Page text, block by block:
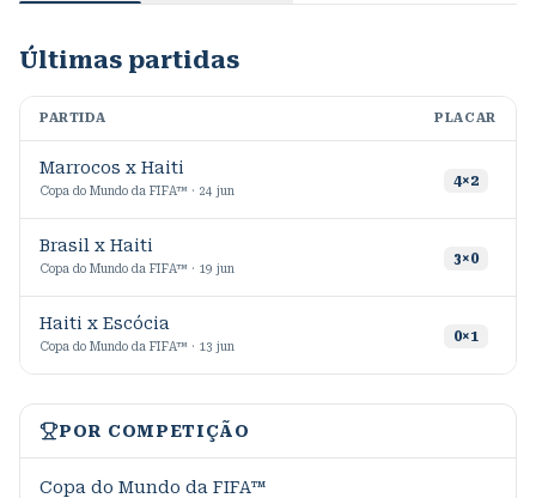
Últimas partidas
PARTIDA PLACAR
Marrocos x Haiti
Copa do Mundo da FIFA™ · 24 jun
4×2
Brasil x Haiti
Copa do Mundo da FIFA™ · 19 jun
3×0
Haiti x Escócia
Copa do Mundo da FIFA™ · 13 jun
0×1
POR COMPETIÇÃO
Copa do Mundo da FIFA™